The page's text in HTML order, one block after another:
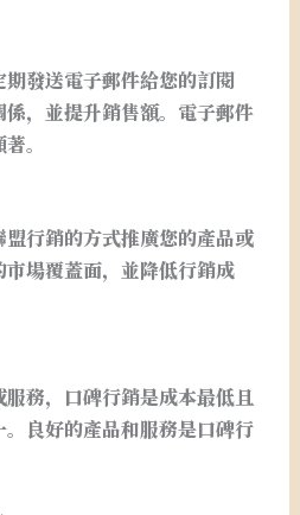
發送電子郵件給您的訂閱
，並提升銷售額。電子郵件
。
行銷的方式推廣您的產品或
場覆蓋面，並降低行銷成
務，口碑行銷是成本最低且
良好的產品和服務是口碑行